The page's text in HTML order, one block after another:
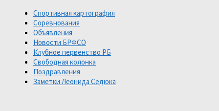
Спортивная картография
Соревнования
Объявления
Новости БРФСО
Клубное первенство РБ
Свободная колонка
Поздравления
Заметки Леонида Седюка